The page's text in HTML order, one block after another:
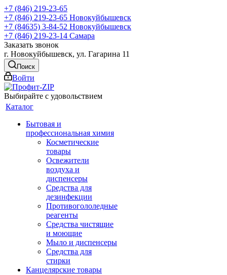
+7 (846) 219-23-65
+7 (846) 219-23-65 Новокуйбышевск
+7 (84635) 3-84-52 Новокуйбышевск
+7 (846) 219-23-14 Самара
Заказать звонок
г. Новокуйбышевск, ул. Гагарина 11
Поиск
Войти
Выбирайте с удовольствием
Каталог
Бытовая и
профессиональная химия
Косметические
товары
Освежители
воздуха и
диспенсеры
Средства для
дезинфекции
Противогололедные
реагенты
Средства чистящие
и моющие
Мыло и диспенсеры
Средства для
стирки
Канцелярские товары